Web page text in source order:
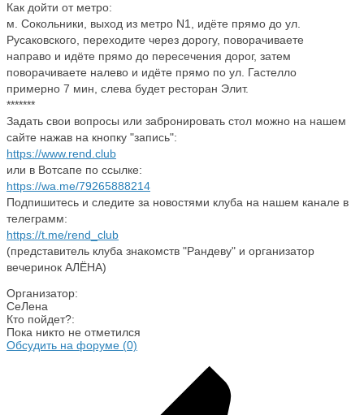
Как дойти от метро:
м. Сокольники, выход из метро N1, идёте прямо до ул.
Русаковского, переходите через дорогу, поворачиваете
направо и идёте прямо до пересечения дорог, затем
поворачиваете налево и идёте прямо по ул. Гастелло
примерно 7 мин, слева будет ресторан Элит.
*******
Задать свои вопросы или забронировать стол можно на нашем
сайте нажав на кнопку "запись":
https://www.rend.club
или в Вотсапе по ссылке:
https://wa.me/79265888214
Подпишитесь и следите за новостями клуба на нашем канале в
телеграмм:
https://t.me/rend_club
(представитель клуба знакомств "Рандеву" и организатор
вечеринок АЛЁНА)
Организатор:
СеЛена
Кто пойдет?:
Пока никто не отметился
Обсудить на форуме (0)